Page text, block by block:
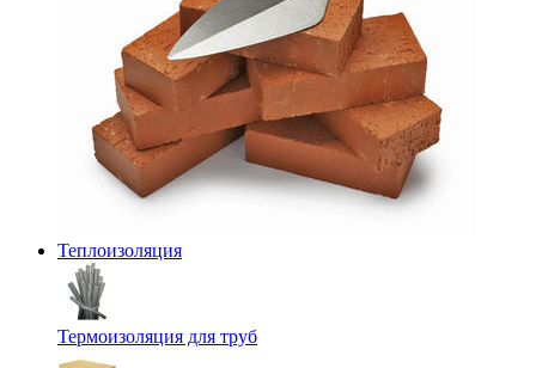
Теплоизоляция
Термоизоляция для труб